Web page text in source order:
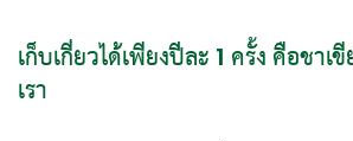
เก็บเกี่ยวได้เพียงปีละ 1 ครั้ง คือชาเ
เรา